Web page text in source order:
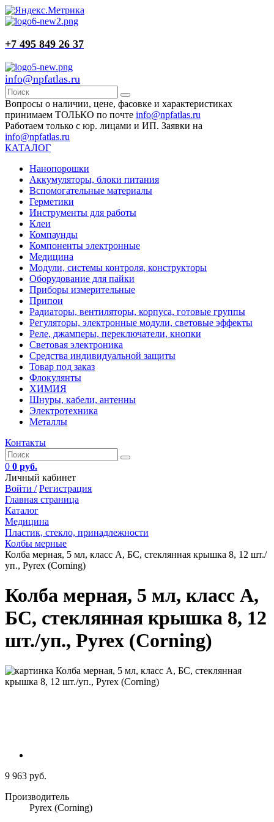
+7 495 849 26 37
info@npfatlas.ru
Вопросы о наличии, цене, фасовке и характеристиках
принимаем ТОЛЬКО по почте info@npfatlas.ru
Работаем только с юр. лицами и ИП. Заявки на
info@npfatlas.ru
КАТАЛОГ
Нанопорошки
Аккумуляторы, блоки питания
Вспомогательные материалы
Герметики
Инструменты для работы
Клеи
Компаунды
Компоненты электронные
Медицина
Модули, системы контроля, конструкторы
Оборудование для пайки
Приборы измерительные
Припои
Радиаторы, вентиляторы, корпуса, готовые группы
Регуляторы, электронные модули, световые эффекты
Реле, джамперы, переключатели, кнопки
Световая электроника
Средства индивидуальной защиты
Товар под заказ
Флокулянты
ХИМИЯ
Шнуры, кабели, антенны
Электротехника
Металлы
Контакты
0 0 руб.
Личный кабинет
Войти / Регистрация
Главная страница
Каталог
Медицина
Пластик, стекло, принадлежности
Колбы мерные
Колба мерная, 5 мл, класс А, БС, стеклянная крышка 8, 12 шт./
уп., Pyrex (Corning)
Колба мерная, 5 мл, класс А,
БС, стеклянная крышка 8, 12
шт./уп., Pyrex (Corning)
9 963 руб.
Производитель
Pyrex (Corning)